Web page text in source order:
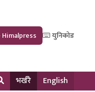
युनिकोड
भर्खरै English